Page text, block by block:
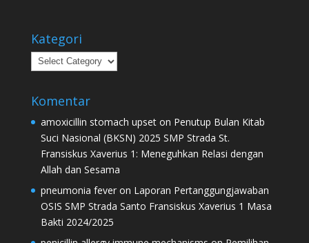
Kategori
Kategori
Komentar
amoxicillin stomach upseton Penutup Bulan Kitab
Suci Nasional (BKSN) 2025 SMP Strada St.
Fransiskus Xaverius 1: Meneguhkan Relasi dengan
Allah dan Sesama
pneumonia feveron Laporan Pertanggungjawaban
OSIS SMP Strada Santo Fransiskus Xaverius 1 Masa
Bakti 2024/2025